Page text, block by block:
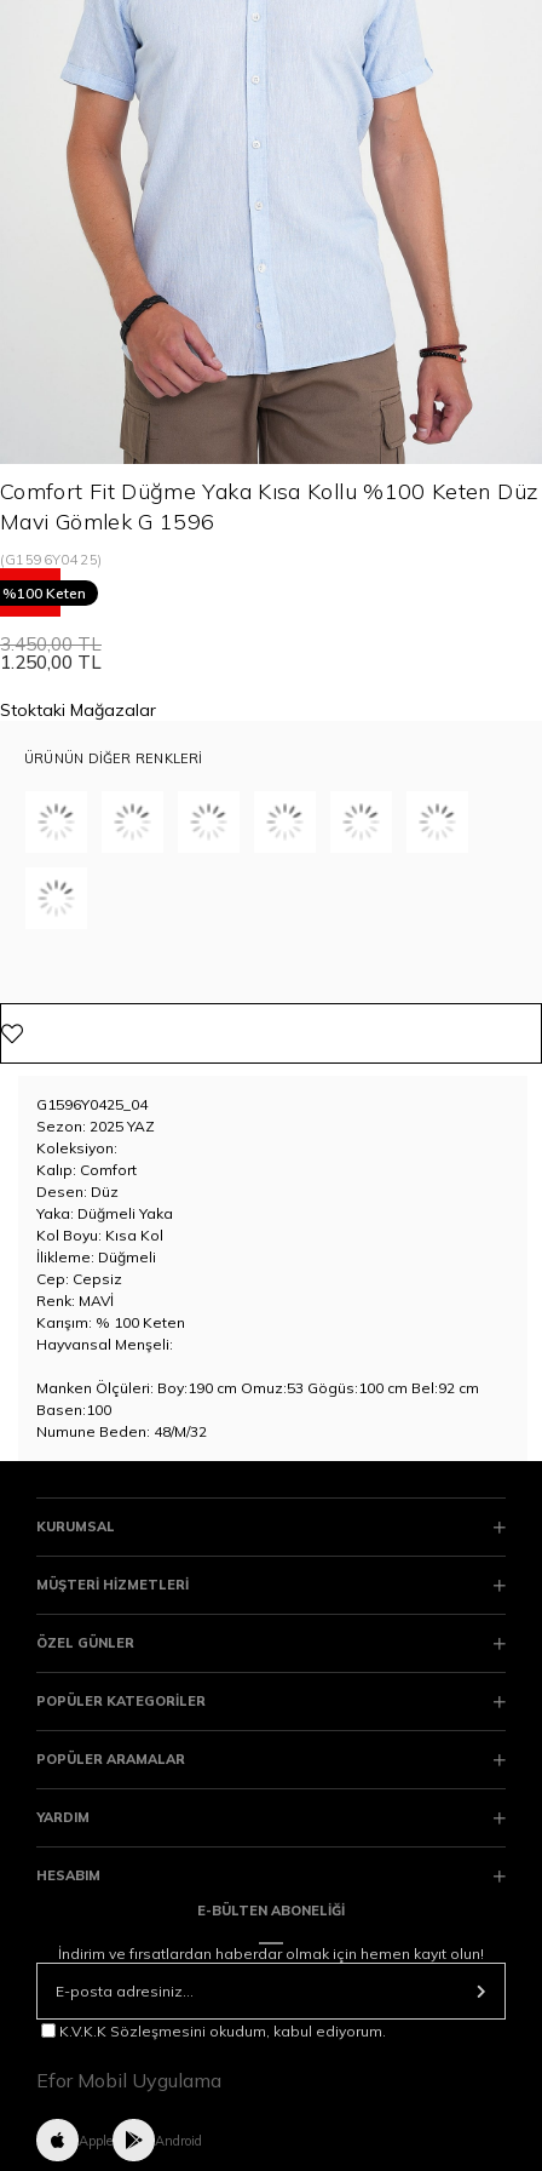
Comfort Fit Düğme Yaka Kısa Kollu %100 Keten Düz
Mavi Gömlek G 1596
(G1596Y0425)
64
3.450,00 TL
1.250,00 TL
%100 Keten
Stoktaki Mağazalar
ÜRÜNÜN DIĞER RENKLERI
G1596Y0425_04
Sezon: 2025 YAZ
Koleksiyon:
Kalıp: Comfort
Desen: Düz
Yaka: Düğmeli Yaka
Kol Boyu: Kısa Kol
İlikleme: Düğmeli
Cep: Cepsiz
Renk: MAVİ
Karışım: % 100 Keten
Hayvansal Menşeli:
Manken Ölçüleri: Boy:190 cm Omuz:53 Gögüs:100 cm Bel:92 cm
Basen:100
Numune Beden: 48/M/32
KURUMSAL
MÜŞTERİ HİZMETLERİ
ÖZEL GÜNLER
POPÜLER KATEGORİLER
POPÜLER ARAMALAR
YARDIM
HESABIM
E-BÜLTEN ABONELİĞİ
İndirim ve fırsatlardan haberdar olmak için hemen kayıt olun!
K.V.K.K Sözleşmesini okudum, kabul ediyorum.
Efor Mobil Uygulama
Apple Android